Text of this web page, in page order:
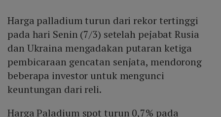
Harga palladium turun dari rekor tertinggi
pada hari Senin (7/3) setelah pejabat Rusia
dan Ukraina mengadakan putaran ketiga
pembicaraan gencatan senjata, mendorong
beberapa investor untuk mengunci
keuntungan dari reli.
Harga Paladium spot turun 0,7% pada